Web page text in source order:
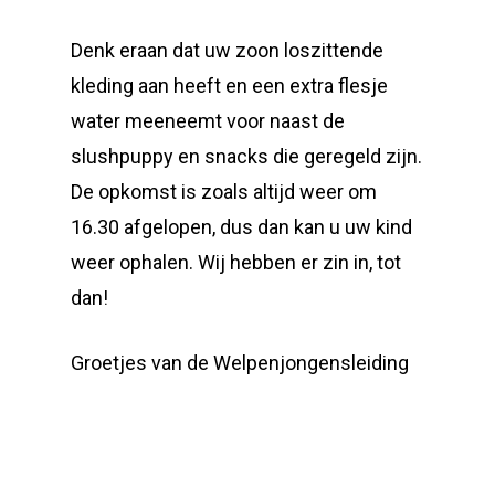
Denk eraan dat uw zoon loszittende
kleding aan heeft en een extra flesje
water meeneemt voor naast de
slushpuppy en snacks die geregeld zijn.
De opkomst is zoals altijd weer om
16.30 afgelopen, dus dan kan u uw kind
weer ophalen. Wij hebben er zin in, tot
dan!
Groetjes van de Welpenjongensleiding